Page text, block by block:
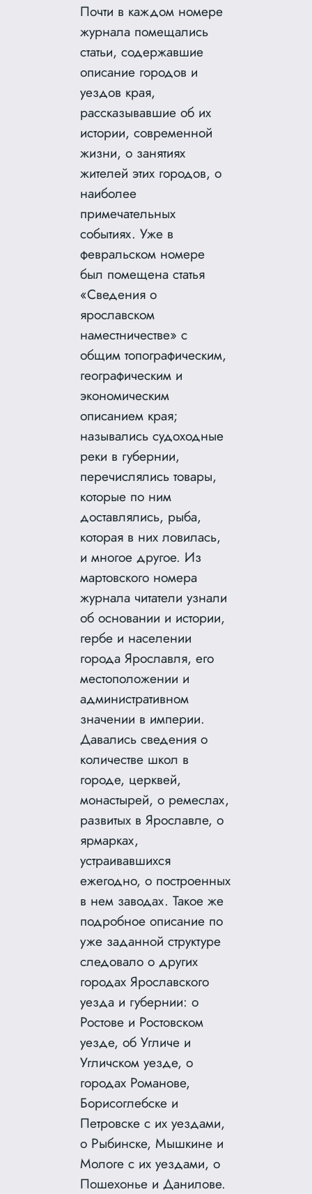
Почти в каждом номере
журнала помещались
статьи, содержавшие
описание городов и
уездов края,
рассказывавшие об их
истории, современной
жизни, о занятиях
жителей этих городов, о
наиболее
примечательных
событиях. Уже в
февральском номере
был помещена статья
«Сведения о
ярославском
наместничестве» с
общим топографическим,
географическим и
экономическим
описанием края;
назывались судоходные
реки в губернии,
перечислялись товары,
которые по ним
доставлялись, рыба,
которая в них ловилась,
и многое другое. Из
мартовского номера
журнала читатели узнали
об основании и истории,
гербе и населении
города Ярославля, его
местоположении и
административном
значении в империи.
Давались сведения о
количестве школ в
городе, церквей,
монастырей, о ремеслах,
развитых в Ярославле, о
ярмарках,
устраивавшихся
ежегодно, о построенных
в нем заводах. Такое же
подробное описание по
уже заданной структуре
следовало о других
городах Ярославского
уезда и губернии: о
Ростове и Ростовском
уезде, об Угличе и
Угличском уезде, о
городах Романове,
Борисоглебске и
Петровске с их уездами,
о Рыбинске, Мышкине и
Мологе с их уездами, о
Пошехонье и Данилове.